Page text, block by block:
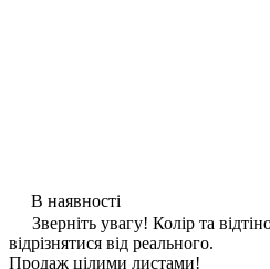
В наявності
Зверніть увагу! Колір та
відрізнятися від реального.
Продаж цілими листами!